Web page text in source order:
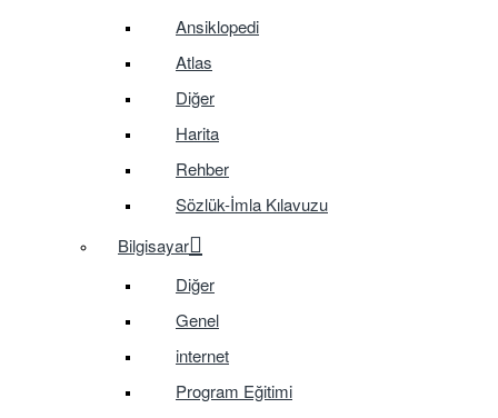
Ansiklopedi
Atlas
Diğer
Harita
Rehber
Sözlük-İmla Kılavuzu
Bilgisayar
Diğer
Genel
internet
Program Eğitimi